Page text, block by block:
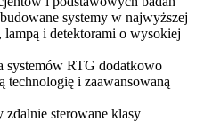
systemy w najwyższej
i detektorami o wysokiej
systemów RTG dodatkowo
technologię i zaawansowaną
sterowane klasy